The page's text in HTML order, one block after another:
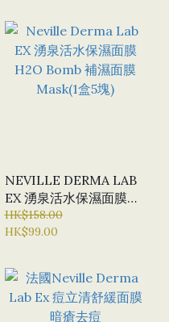
NEVILLE DERMA LAB
EX 湧泉活水保濕面膜
H2O BOMB 補濕面膜
MASK(1盒5塊)
HK$158.00
HK$99.00